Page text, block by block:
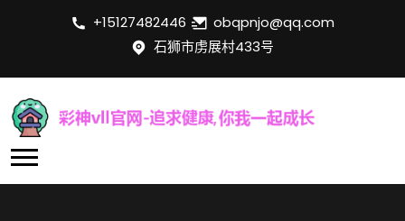
+15127482446
obqpnjo@qq.com
石狮市虏展村433号